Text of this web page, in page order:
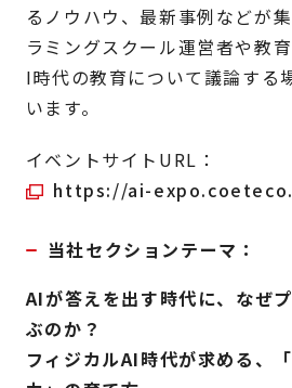
るノウハウ、最新事例などが
ラミングスクール運営者や教
I時代の教育について議論する
います。
イベントサイトURL：
https://ai-
当社セクションテーマ：
AIが答えを出す時代に、なぜ
ぶのか？
フィジカルAI時代が求める、